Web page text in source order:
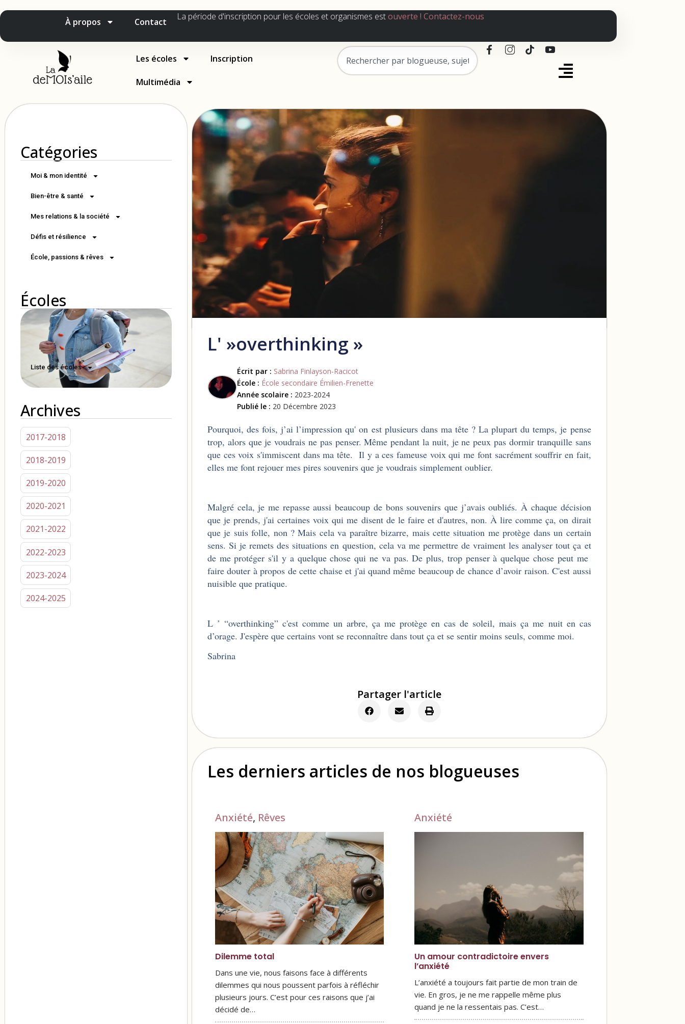
À propos Contact La période d'inscription pour les écoles et organismes estouverte ! Contactez-nous
Les écoles Inscription
Multimédia
Catégories
Moi & mon identité
Bien-être & santé
Mes relations & la société
Défis et résilience
École, passions & rêves
Écoles
Liste des écoles
Archives
2017-2018
2018-2019
2019-2020
2020-2021
2021-2022
2022-2023
2023-2024
2024-2025
L' »overthinking »
Écrit par : Sabrina Finlayson-Racicot
École : École secondaire Émilien-Frenette
Année scolaire : 2023-2024
Publié le : 20 Décembre 2023
Pourquoi, des fois, j’ai l’impression qu' on est plusieurs dans ma tête ? La plupart du temps, je pense
trop, alors que je voudrais ne pas penser. Même pendant la nuit, je ne peux pas dormir tranquille sans
que ces voix s'immiscent dans ma tête. Il y a ces fameuse voix qui me font sacrément souffrir en fait,
elles me font rejouer mes pires souvenirs que je voudrais simplement oublier.
Malgré cela, je me repasse aussi beaucoup de bons souvenirs que j’avais oubliés. À chaque décision
que je prends, j'ai certaines voix qui me disent de le faire et d'autres, non. À lire comme ça, on dirait
que je suis folle, non ? Mais cela va paraître bizarre, mais cette situation me protège dans un certain
sens. Si je remets des situations en question, cela va me permettre de vraiment les analyser tout ça et
de me protéger s'il y a quelque chose qui ne va pas. De plus, trop penser à quelque chose peut me
faire douter à propos de cette chaise et j'ai quand même beaucoup de chance d’avoir raison. C'est aussi
nuisible que pratique.
L ’ “overthinking” c'est comme un arbre, ça me protège en cas de soleil, mais ça me nuit en cas
d’orage. J'espère que certains vont se reconnaître dans tout ça et se sentir moins seuls, comme moi.
Sabrina
Partager l'article
Les derniers articles de nos blogueuses
Anxiété, Rêves
Dilemme total
Dans une vie, nous faisons face à différents
dilemmes qui nous poussent parfois à réfléchir
plusieurs jours. C’est pour ces raisons que j’ai
décidé de…
Anxiété
Un amour contradictoire envers
l’anxiété
L’anxiété a toujours fait partie de mon train de
vie. En gros, je ne me rappelle même plus
quand je ne la ressentais pas. C’est…